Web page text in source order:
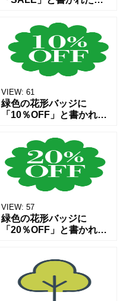
プルで目立つデザインの
ため、ECサイト・チラ
シ・バナー・ポスター・
SNS投稿などの販促デザ
インに
VIEW: 61
緑色の花形バッジに
「10％OFF」と書かれた
プルで見やすいデザイン
のため、チラシ・ECサイ
ト・バナー・SNS投稿な
どの割引表示やキャンペ
VIEW: 57
緑色の花形バッジに
「20％OFF」と書かれた
のため、チラシ・ECサイ
ト・バナー・SNS投稿な
どの割引表示やキャンペ